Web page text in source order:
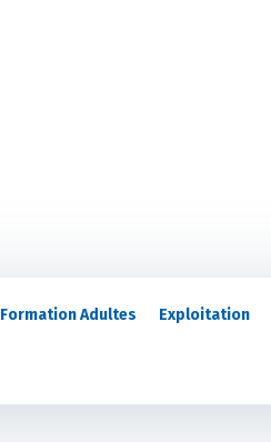
Formation Adultes Exploitation